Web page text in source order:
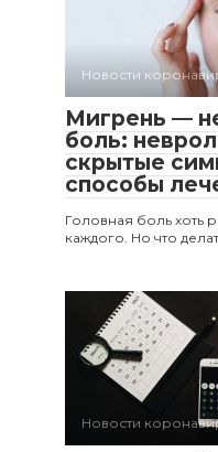
Новости
Мигрень —
боль:
скрытые
способы
Головная боль хоть
каждого. Но что
Новости